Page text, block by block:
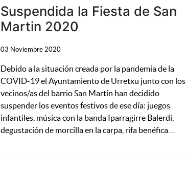
Suspendida la Fiesta de San
Martin 2020
03 Noviembre 2020
Debido a la situación creada por la pandemia de la
COVID-19 el Ayuntamiento de Urretxu junto con los
vecinos/as del barrio San Martín han decidido
suspender los eventos festivos de ese día: juegos
infantiles, música con la banda Iparragirre Balerdi,
degustación de morcilla en la carpa, rifa benéfica…